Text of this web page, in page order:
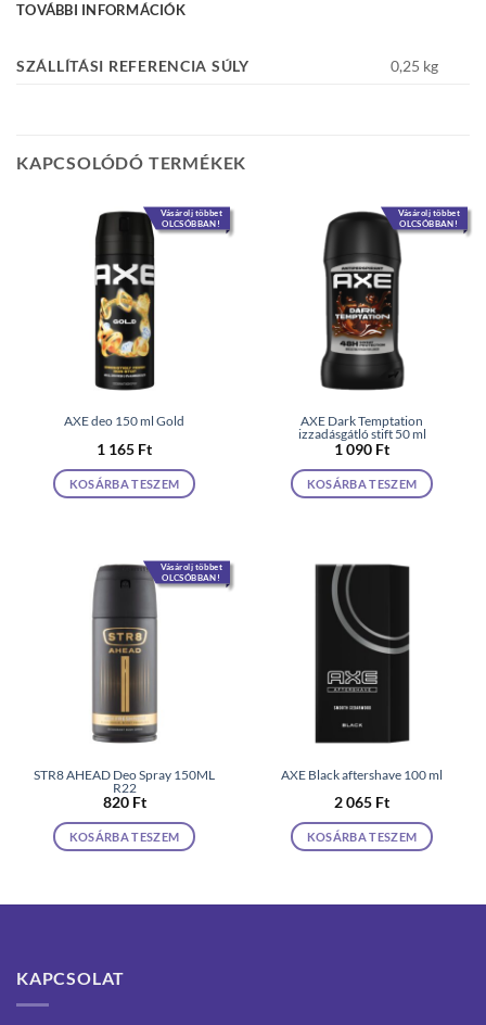
TOVÁBBI INFORMÁCIÓK
SZÁLLÍTÁSI REFERENCIA SÚLY 0,25 kg
KAPCSOLÓDÓ TERMÉKEK
Vásárolj többet
OLCSÓBBAN!
AXE deo 150 ml Gold
1 165 Ft
KOSÁRBA TESZEM
Vásárolj többet
OLCSÓBBAN!
AXE Dark Temptation
izzadásgátló stift 50 ml
1 090 Ft
KOSÁRBA TESZEM
Vásárolj többet
OLCSÓBBAN!
STR8 AHEAD Deo Spray 150ML
R22
820 Ft
KOSÁRBA TESZEM
AXE Black aftershave 100 ml
2 065 Ft
KOSÁRBA TESZEM
KAPCSOLAT